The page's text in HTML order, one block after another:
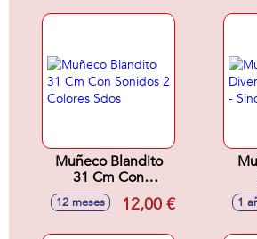
Muñeco Blandito
31 Cm Con
Sonidos 2 Colores
Sdos
12 meses 12,00 € 1